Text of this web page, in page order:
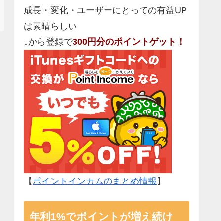
成長・変化・ユーザーにとっての有益UP
は素晴らしい
↓から登録で300円分のポイントゲット！
【 ポイントインカムのまとめ情報 】
年利1%でポイントが増え続け